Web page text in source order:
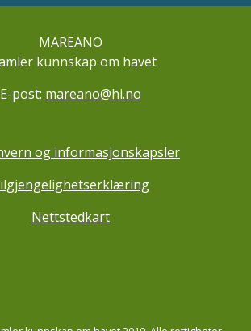
MAREANO
kunnskap om havet
E-post: mareano@hi.no
og informasjonskapsler
Nettstedkart